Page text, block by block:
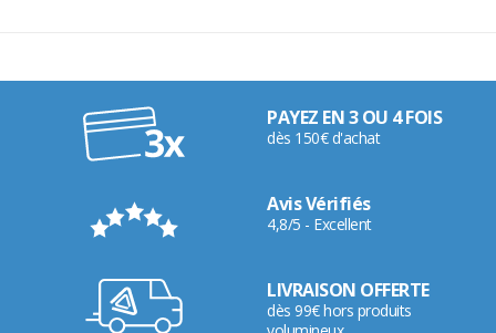
PAYEZ EN 3 OU 4 FOIS
dès 150€ d'achat
Avis Vérifiés
4,8/5 - Excellent
LIVRAISON OFFERTE
dès 99€ hors produits